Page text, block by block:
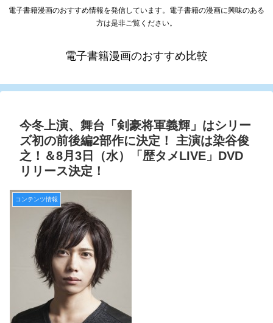
電子書籍漫画のおすすめ情報を発信しています。電子書籍の漫画に興味のある
方は是非ご覧ください。
電子書籍漫画のおすすめ比較
今冬上演、舞台「剣豪将軍義輝」はシリー
ズ初の前後編2部作に決定！ 主演は染谷俊
之！＆8月3日（水）「歴タメLIVE」DVD
リリース決定！
コンテンツ情報